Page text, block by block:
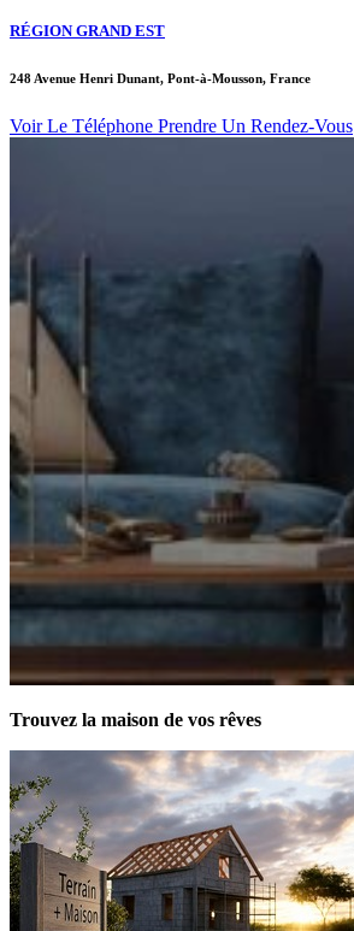
RÉGION GRAND EST
248 Avenue Henri Dunant, Pont-à-Mousson, France
Voir Le Téléphone Prendre Un Rendez-Vous
Trouvez la maison de vos rêves